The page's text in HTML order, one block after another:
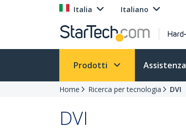
Italia Italiano
Prodotti Assistenza
Home Ricerca per tecnologia DVI
DVI